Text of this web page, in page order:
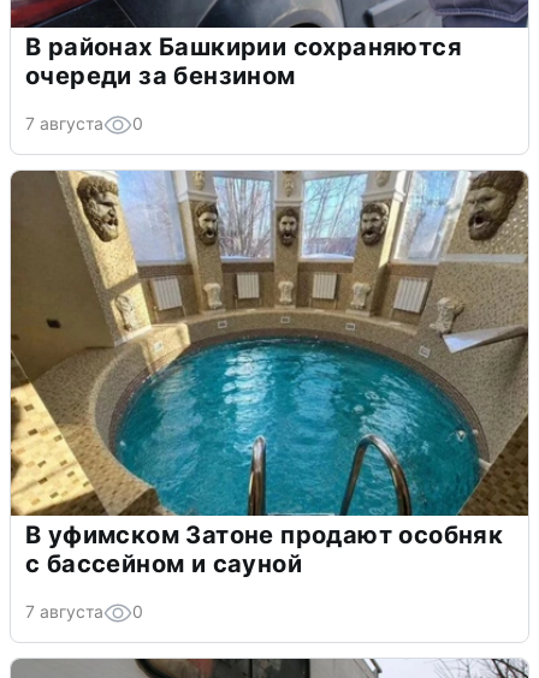
В районах Башкирии сохраняются
очереди за бензином
7 августа 0
В уфимском Затоне продают особняк
с бассейном и сауной
7 августа 0